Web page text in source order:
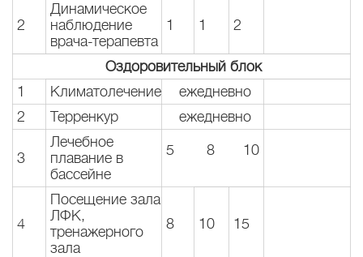
2
Динамическое
наблюдение
врача-терапевта
1 1 2
Оздоровительный блок
1
Климатолечение
ежедневно
2
Терренкур ежедневно
3
Лечебное
плавание в
бассейне
5 8 10
4
Посещение зала
ЛФК,
тренажерного
зала
8 10 15